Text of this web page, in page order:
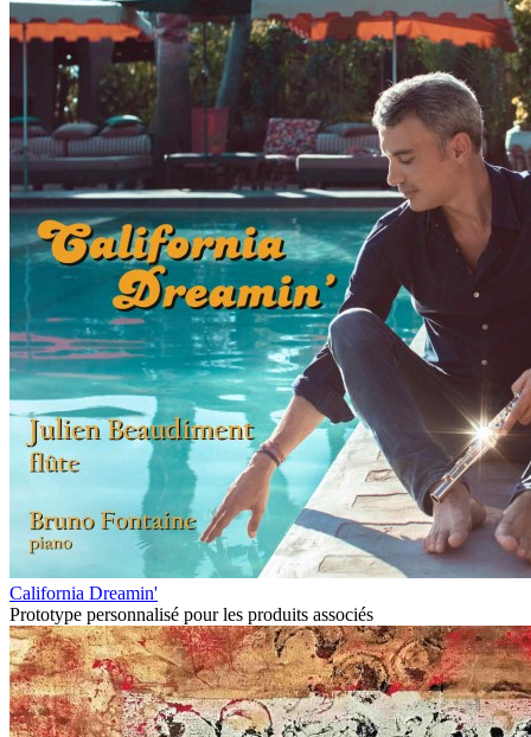
California Dreamin'
Prototype personnalisé pour les produits associés